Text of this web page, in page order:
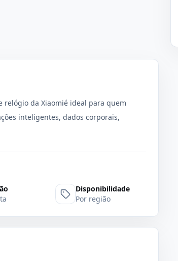
relógio da Xiaomié ideal para quem
inteligentes, dados corporais,
Disponibilidade
Por região